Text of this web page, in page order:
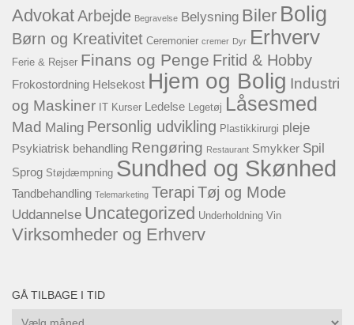
AdvokatArbejde Begravelse Belysning Biler Bolig
Børn og Kreativitet Ceremonier cremer Dyr Erhverv
Ferie & Rejser Finans og Penge Fritid & Hobby
Frokostordning Helsekost Hjem og Bolig Industri
og Maskiner IT Kurser Ledelse Legetøj Låsesmed
Mad Maling Personlig udvikling Plastikkirurgi pleje
Psykiatrisk behandling Rengøring Restaurant Smykker Spil
Sprog Støjdæmpning Sundhed og Skønhed
Tandbehandling Telemarketing Terapi Tøj og Mode
Uddannelse Uncategorized Underholdning Vin
Virksomheder og Erhverv
GÅ TILBAGE I TID
Gå